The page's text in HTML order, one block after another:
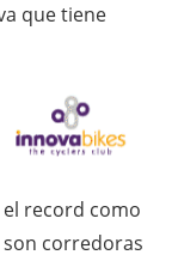
que tiene
record como
corredoras